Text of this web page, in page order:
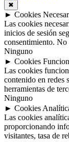
✖
► Cookies
Las cookies
inicios de sesión
consentimiento. No
Ninguno
► Cookies
Las cookies
contenido en redes
herramientas de
Ninguno
► Cookies
Las cookies
proporcionando
visitantes, tasa de